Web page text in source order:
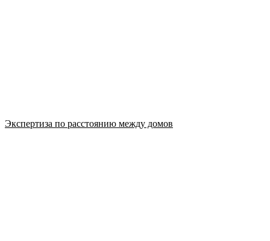
Экспертиза по расстоянию между домов